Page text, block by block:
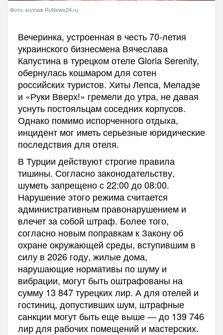
Фото: коллаж RuNews24.ru
Вечеринка, устроенная в честь 70-летия
украинского бизнесмена Вячеслава
Капустина в турецком отеле Gloria Serenity,
обернулась кошмаром для сотен
российских туристов. Хиты Лепса, Меладзе
и «Руки Вверх!» гремели до утра, не давая
уснуть постояльцам соседних корпусов.
Однако помимо испорченного отдыха,
инцидент мог иметь серьезные юридические
последствия для отеля.
В Турции действуют строгие правила
тишины. Согласно законодательству,
шуметь запрещено с 22:00 до 08:00.
Нарушение этого режима считается
административным правонарушением и
влечет за собой штраф. Более того,
согласно новым поправкам к Закону об
охране окружающей среды, вступившим в
силу в 2026 году, жилые дома,
нарушающие нормативы по шуму и
вибрации, могут быть оштрафованы на
сумму 13 847 турецких лир. А для отелей и
гостиниц, допустивших шум, штрафные
санкции могут быть еще выше — до 139 746
лир для рабочих помещений и мастерских.